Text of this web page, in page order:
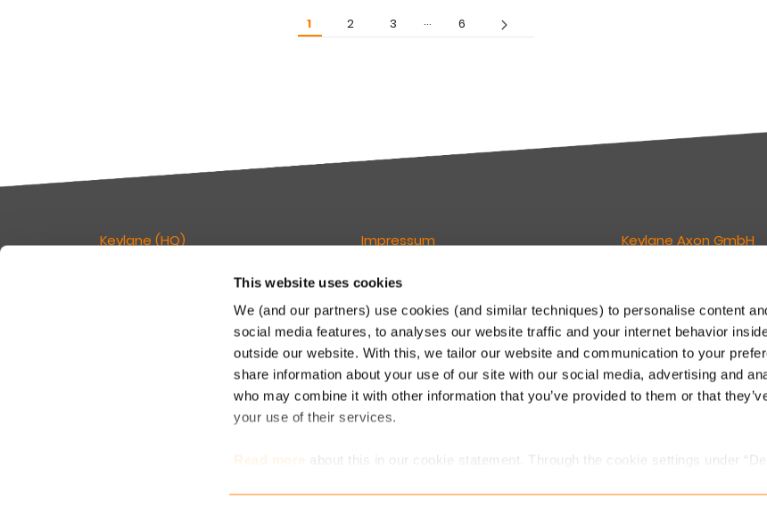
This website uses cookies
We (and our partners) use cookies (and similar techniques) to personalise content
social media features, to analyses our website traffic and your internet behavior
outside our website. With this, we tailor our website and communication to your
share information about your use of our site with our social media, advertising and
who may combine it with other information that you’ve provided to them or that
your use of their services.
Read more about this in our cookie statement. Through the cookie settings under
1 2 3 … 6
Keylane (HQ)
info.dach@keylane.com
Standorte besuchen Sie bitte unsere
Impressum
Verantwortlich für den Inhalt dieser
Seite:
Keylane GmbH
c/o Design Offices
Rosenheimer Str. 143C
81671 München
M: info.dach@keylane.com
Keylane Axon GmbH
Lukas van Grunsven
Philipp E. Lederer
Eintragung (HRB) 211735
Gerichtsstand:
Newsletter